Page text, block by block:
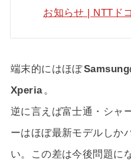
お知らせ | NTTド
端末的にはほぼSamsung
Xperia。
逆に言えば富士通・シャ
ーはほぼ最新モデルしか
い。この差は今後問題に